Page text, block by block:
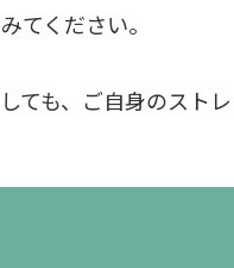
てください。
ても、ご自身のスト